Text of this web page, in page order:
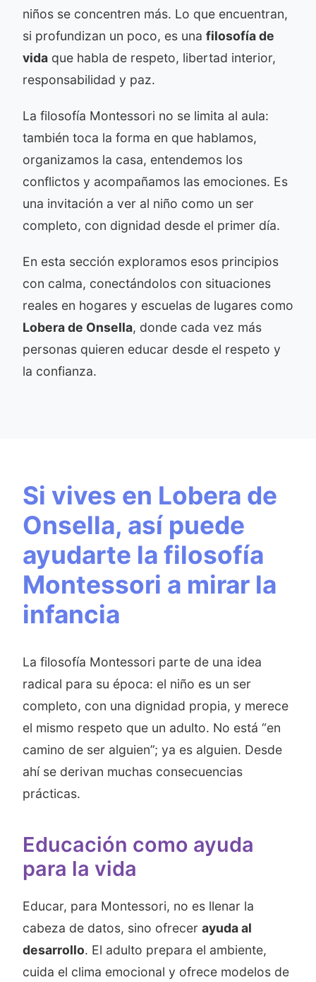
niños se concentren más. Lo que encuentran,
si profundizan un poco, es una filosofía de
vida que habla de respeto, libertad interior,
responsabilidad y paz.
La filosofía Montessori no se limita al aula:
también toca la forma en que hablamos,
organizamos la casa, entendemos los
conflictos y acompañamos las emociones. Es
una invitación a ver al niño como un ser
completo, con dignidad desde el primer día.
En esta sección exploramos esos principios
con calma, conectándolos con situaciones
reales en hogares y escuelas de lugares como
Lobera de Onsella, donde cada vez más
personas quieren educar desde el respeto y
la confianza.
Si vives en Lobera de
Onsella, así puede
ayudarte la filosofía
Montessori a mirar la
infancia
La filosofía Montessori parte de una idea
radical para su época: el niño es un ser
completo, con una dignidad propia, y merece
el mismo respeto que un adulto. No está “en
camino de ser alguien”; ya es alguien. Desde
ahí se derivan muchas consecuencias
prácticas.
Educación como ayuda
para la vida
Educar, para Montessori, no es llenar la
cabeza de datos, sino ofrecer ayuda al
desarrollo. El adulto prepara el ambiente,
cuida el clima emocional y ofrece modelos de